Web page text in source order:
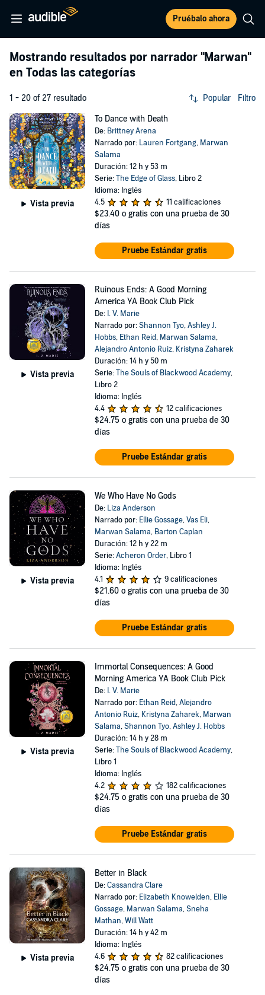
Pruébalo ahora
Mostrando resultados por narrador "Marwan"
en Todas las categorías
1 - 20 of 27 resultado Popular Filtro
Vista previa
To Dance with Death
De: Brittney Arena
Narrado por: Lauren Fortgang, Marwan
Salama
Duración: 12 h y 53 m
Serie:The Edge of Glass, Libro 2
Idioma: Inglés
4.5
11 calificaciones
$23.40 o gratis con una prueba de 30
días
Pruebe Estándar gratis
Vista previa
Ruinous Ends: A Good Morning
America YA Book Club Pick
De: I. V. Marie
Narrado por:Shannon Tyo,Ashley J.
Hobbs, Ethan Reid, Marwan Salama,
Alejandro Antonio Ruiz, Kristyna Zaharek
Duración: 14 h y 50 m
Serie:The Souls of Blackwood Academy,
Libro 2
Idioma: Inglés
4.4
12 calificaciones
$24.75 o gratis con una prueba de 30
días
Pruebe Estándar gratis
Vista previa
We Who Have No Gods
De: Liza Anderson
Narrado por: Ellie Gossage,Vas Eli,
Marwan Salama, Barton Caplan
Duración: 12 h y 22 m
Serie:Acheron Order, Libro 1
Idioma: Inglés
4.1
9 calificaciones
$21.60 o gratis con una prueba de 30
días
Pruebe Estándar gratis
Vista previa
Immortal Consequences: A Good
Morning America YA Book Club Pick
De: I. V. Marie
Narrado por: Ethan Reid,Alejandro
Antonio Ruiz, Kristyna Zaharek, Marwan
Salama,Shannon Tyo,Ashley J. Hobbs
Duración: 14 h y 28 m
Serie:The Souls of Blackwood Academy,
Libro 1
Idioma: Inglés
4.2
182 calificaciones
$24.75 o gratis con una prueba de 30
días
Pruebe Estándar gratis
Vista previa
Better in Black
De:Cassandra Clare
Narrado por: Elizabeth Knowelden, Ellie
Gossage, Marwan Salama,Sneha
Mathan,Will Watt
Duración: 14 h y 42 m
Idioma: Inglés
4.6
82 calificaciones
$24.75 o gratis con una prueba de 30
días